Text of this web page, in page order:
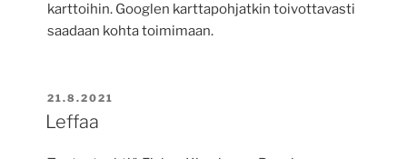
karttoihin. Googlen karttapohjatkin toivottavasti
saadaan kohta toimimaan.
JULKAISTU
21.8.2021
Leffaa